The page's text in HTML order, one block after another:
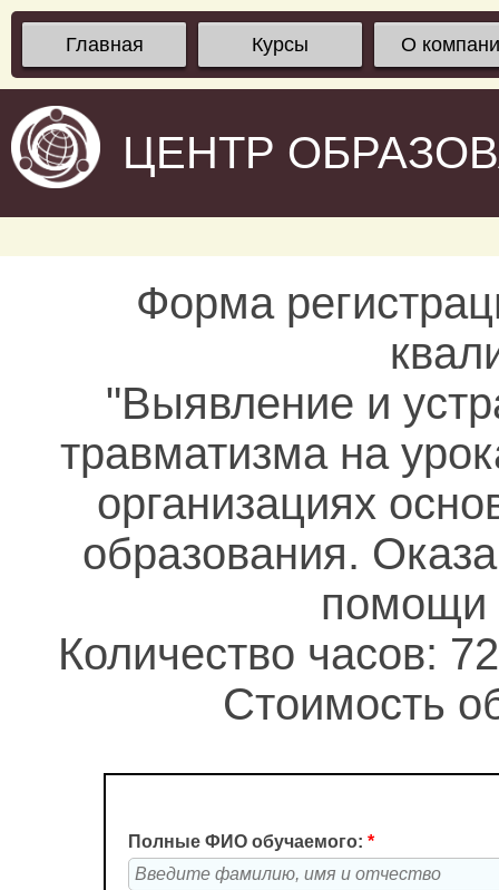
Главная Курсы О
ЦЕНТР
Форма
"Выявление и
травматизма на
организациях
образования.
помощи
Количество часов:
Стоимость
Полные ФИО обучаемого: *